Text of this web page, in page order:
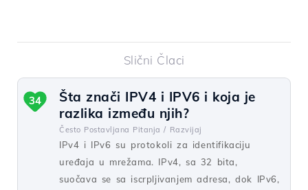
Slični Člaci
Šta znači IPV4 i IPV6 i koja je
razlika između njih?
Često Postavljana Pitanja / Razvijaj
IPv4 i IPv6 su protokoli za identifikaciju
uređaja u mrežama. IPv4, sa 32 bita,
suočava se sa iscrpljivanjem adresa, dok IPv6,
34